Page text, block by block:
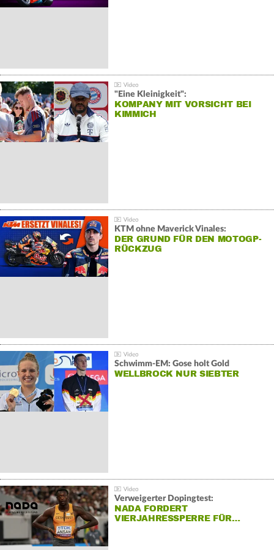
"Eine Kleinigkeit":
KOMPANY MIT VORSICHT BEI
KIMMICH
KTM ohne Maverick Vinales:
DER GRUND FÜR DEN MOTOGP-
RÜCKZUG
Schwimm-EM: Gose holt Gold
WELLBROCK NUR SIEBTER
Verweigerter Dopingtest:
NADA FORDERT
VIERJAHRESSPERRE FÜR…